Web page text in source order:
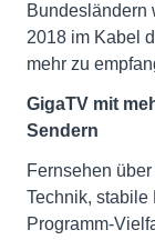
Bundesländern
2018 im Kabel
mehr zu
GigaTV mit
Sendern
Fernsehen
Technik, stabile
Programm-